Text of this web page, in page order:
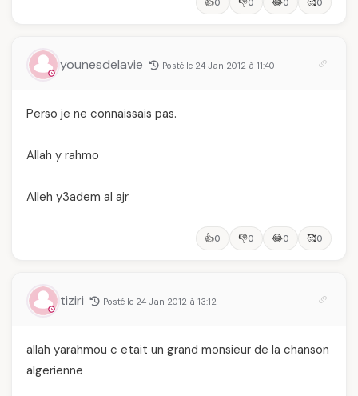
0 0 0 0
younesdelavie Posté le 24 Jan 2012 à 11:40
Perso je ne connaissais pas.
Allah y rahmo
Alleh y3adem al ajr
👍0 👎0 😂0 🥰0
tiziri Posté le 24 Jan 2012 à 13:12
allah yarahmou c etait un grand monsieur de la chanson
algerienne